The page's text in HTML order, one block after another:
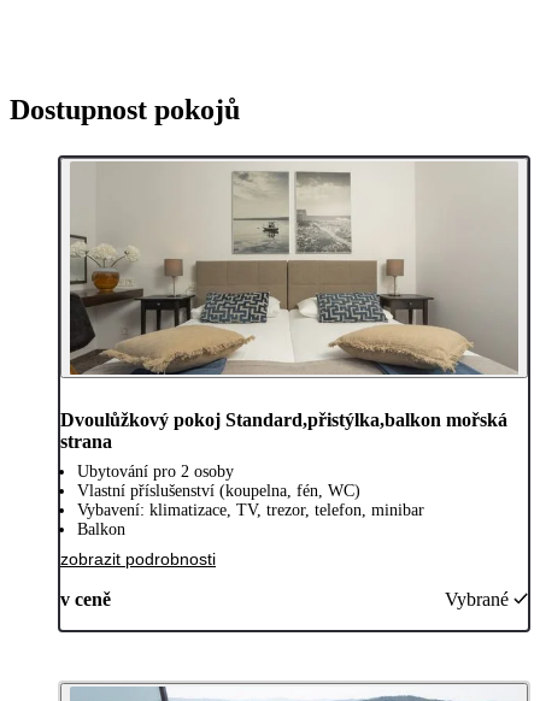
Dostupnost pokojů
Dvoulůžkový pokoj Standard,přistýlka,balkon mořská
strana
Ubytování pro 2 osoby
Vlastní příslušenství (koupelna, fén, WC)
Vybavení: klimatizace, TV, trezor, telefon, minibar
Balkon
zobrazit podrobnosti
v ceně Vybrané